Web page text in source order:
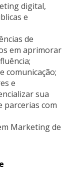
digital,
e
de
em aprimorar
comunicação;
e
sua
parcerias com
Marketing de